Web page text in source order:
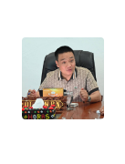
TAPANULI
SELATAN
WN